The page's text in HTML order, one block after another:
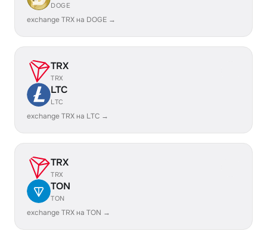
DOGE
exchange TRX на DOGE →
TRX
TRX
LTC
LTC
exchange TRX на LTC →
TRX
TRX
TON
TON
exchange TRX на TON →